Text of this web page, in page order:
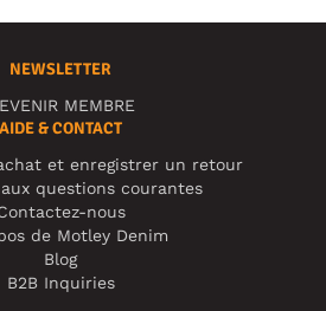
NEWSLETTER
MEMBRE
AIDE & CONTACT
et enregistrer un retour
aux questions courantes
nous
de Motley Denim
Blog
B2B Inquiries